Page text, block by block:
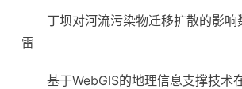
丁坝对河流污染物迁移扩散的影
雷
基于WebGIS的地理信息支撑技术